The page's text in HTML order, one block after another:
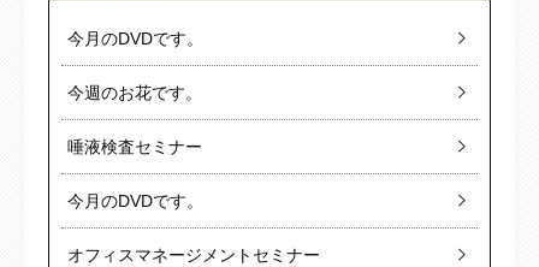
今月のDVDです。
今週のお花です。
唾液検査セミナー
今月のDVDです。
オフィスマネージメントセミナー